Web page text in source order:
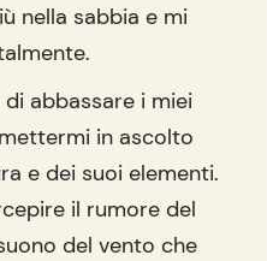
nella sabbia e mi
di abbassare i miei
in ascolto
e dei suoi elementi.
il rumore del
del vento che